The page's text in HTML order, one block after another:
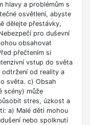
hlavy a problémům s
osvětlení, abyste
dělejte přestávky,
pro duševní
obsahovat
přečtením si
vstup do světa
od reality a
světa. c) Obsah
scény) může
stres, úzkost a
a) Malé děti mohou
nebo spolknutí